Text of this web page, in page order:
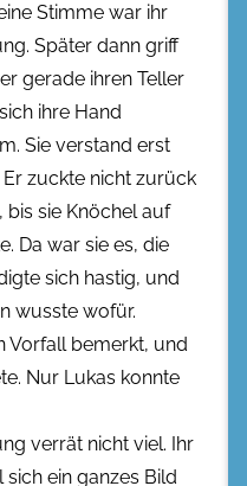
Stimme war ihr
Später dann griff
gerade ihren Teller
ihre Hand
Sie verstand erst
zuckte nicht zurück
bis sie Knöchel auf
Da war sie es, die
sich hastig, und
wusste wofür.
Vorfall bemerkt, und
Nur Lukas konnte
verrät nicht viel. Ihr
ein ganzes Bild